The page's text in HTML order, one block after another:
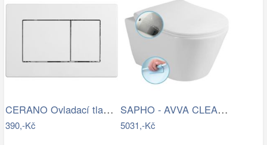
CERANO Ovladací tlačítko WC modulů Lite…
390,-Kč
SAPHO - AVVA CLEANWASH závěsná WC mísa,…
5031,-Kč